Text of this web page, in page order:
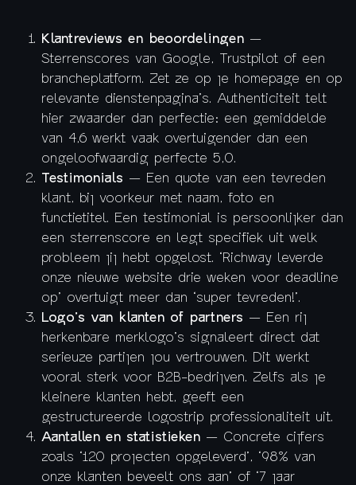
Klantreviews en beoordelingen —
Sterrenscores van Google, Trustpilot of een
brancheplatform. Zet ze op je homepage en op
relevante dienstenpagina’s. Authenticiteit telt
hier zwaarder dan perfectie: een gemiddelde
van 4,6 werkt vaak overtuigender dan een
ongeloofwaardig perfecte 5,0.
Testimonials — Een quote van een tevreden
klant, bij voorkeur met naam, foto en
functietitel. Een testimonial is persoonlijker dan
een sterrenscore en legt specifiek uit welk
probleem jij hebt opgelost. ‘Richway leverde
onze nieuwe website drie weken voor deadline
op’ overtuigt meer dan ‘super tevreden!’.
Logo’s van klanten of partners — Een rij
herkenbare merklogo’s signaleert direct dat
serieuze partijen jou vertrouwen. Dit werkt
vooral sterk voor B2B-bedrijven. Zelfs als je
kleinere klanten hebt, geeft een
gestructureerde logostrip professionaliteit uit.
Aantallen en statistieken — Concrete cijfers
zoals ‘120 projecten opgeleverd’, ‘98% van
onze klanten beveelt ons aan’ of ‘7 jaar